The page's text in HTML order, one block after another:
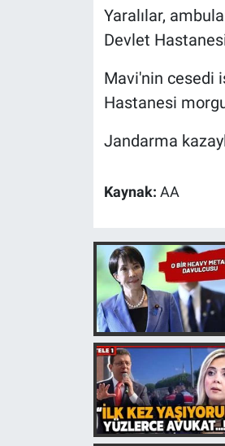
Yaralılar,
Devlet
Mavi'nin cesedi
Hastanesi
Jandarma
Kaynak: AA
Yerel Yaşam